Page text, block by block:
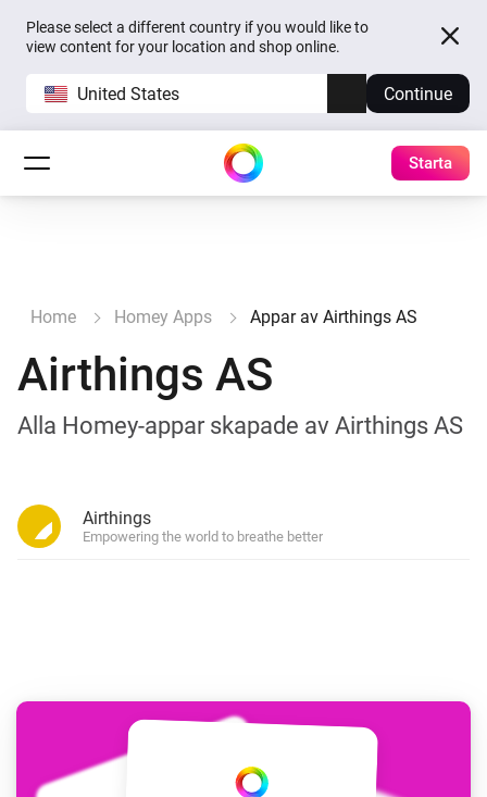
Please select a different country if you would like to
view content for your location and shop online.
United States Continue
Starta
Home Homey Apps Appar av Airthings AS
Airthings AS
Alla Homey-appar skapade av Airthings AS
Airthings
Empowering the world to breathe better